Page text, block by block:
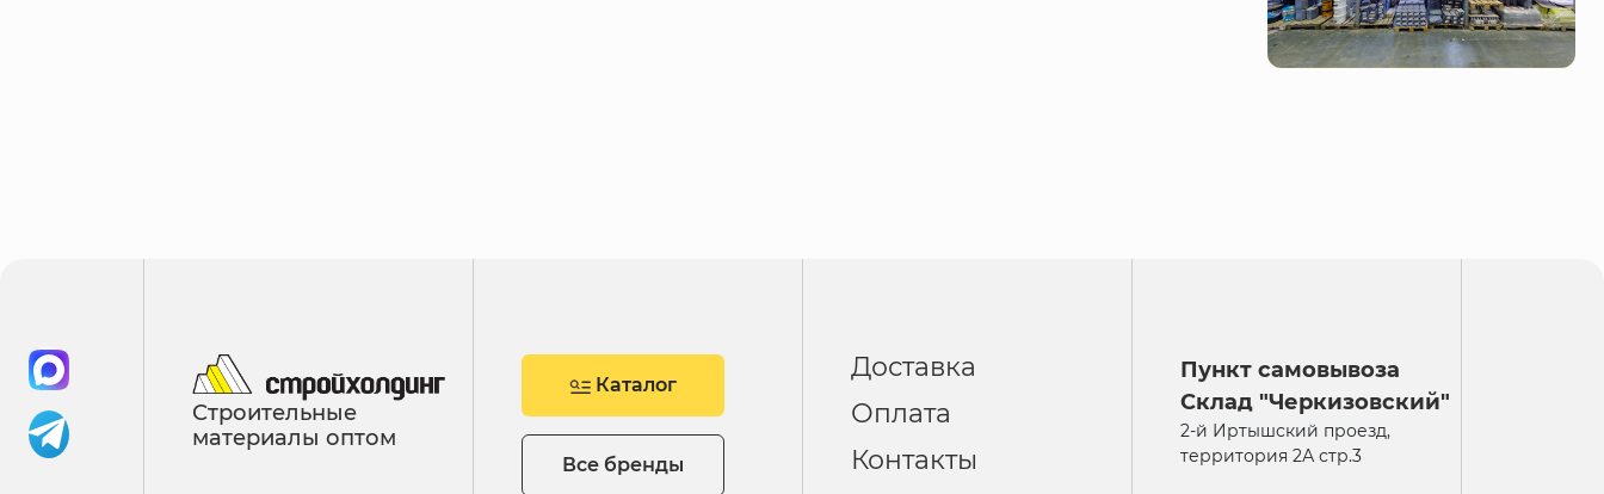
Строительные
материалы оптом
Каталог
Все бренды
Доставка
Оплата
Контакты
Пункт самовывоза
Склад "Черкизовский"
2-й Иртышский проезд,
территория 2А стр.3